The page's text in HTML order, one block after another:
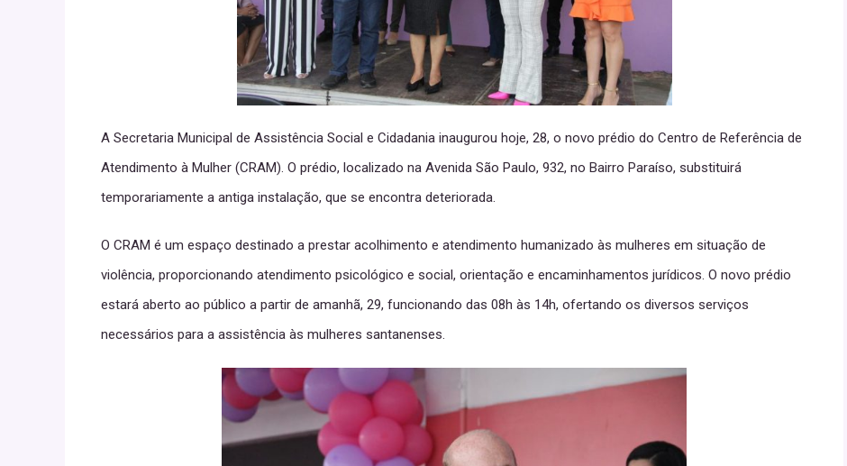
A Secretaria Municipal de Assistência Social e Cidadania inaugurou hoje, 28, o novo prédio do Centro de Referência de
Atendimento à Mulher (CRAM). O prédio, localizado na Avenida São Paulo, 932, no Bairro Paraíso, substituirá
temporariamente a antiga instalação, que se encontra deteriorada.
O CRAM é um espaço destinado a prestar acolhimento e atendimento humanizado às mulheres em situação de
violência, proporcionando atendimento psicológico e social, orientação e encaminhamentos jurídicos. O novo prédio
estará aberto ao público a partir de amanhã, 29, funcionando das 08h às 14h, ofertando os diversos serviços
necessários para a assistência às mulheres santanenses.